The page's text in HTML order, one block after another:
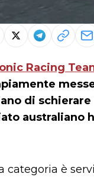
Racing
di schierare
australiano
categoria è